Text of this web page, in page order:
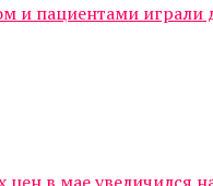
и пациентами